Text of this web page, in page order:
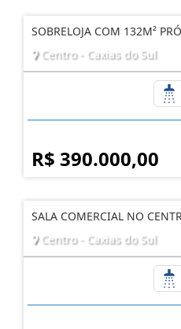
SOBRELOJA COM 132M²
Centro - Caxias do Sul
R$ 390.000,00
SALA COMERCIAL NO
Centro - Caxias do Sul